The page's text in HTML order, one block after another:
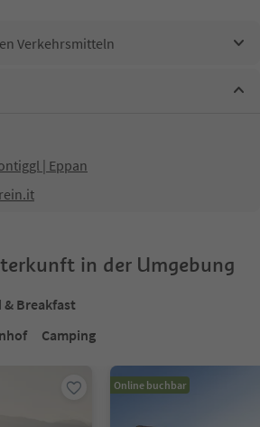
Verkehrsmitteln
| Eppan
in der Umgebung
& Breakfast
Camping
Online buchbar